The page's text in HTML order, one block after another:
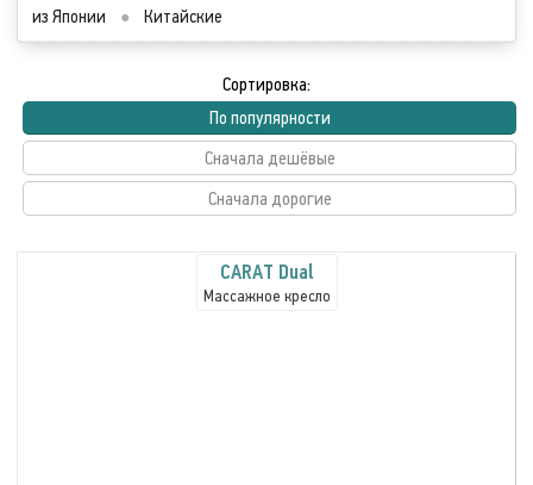
из Японии ● Китайские
Сортировка:
По популярности
Сначала дешёвые
Сначала дорогие
CARAT Dual
Массажное кресло